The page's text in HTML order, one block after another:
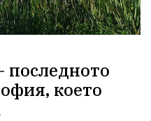
последното
което